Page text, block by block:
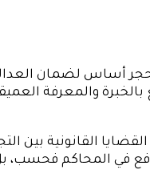
أساس لضمان
والمعرفة العميقة
القانونية
في المحاكم فحسب،